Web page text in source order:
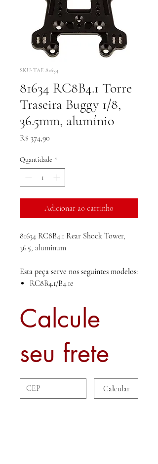
SKU: TAE-81634
81634 RC8B4.1 Torre
Traseira Buggy 1/8,
36.5mm, alumínio
R$ 374,90
Quantidade *
Adicionar ao carrinho
81634 RC8B4.1 Rear Shock Tower,
36.5, aluminum
Esta peça serve nos seguintes modelos:
RC8B4.1/B4.1e
Calcule
seu frete
Calcular